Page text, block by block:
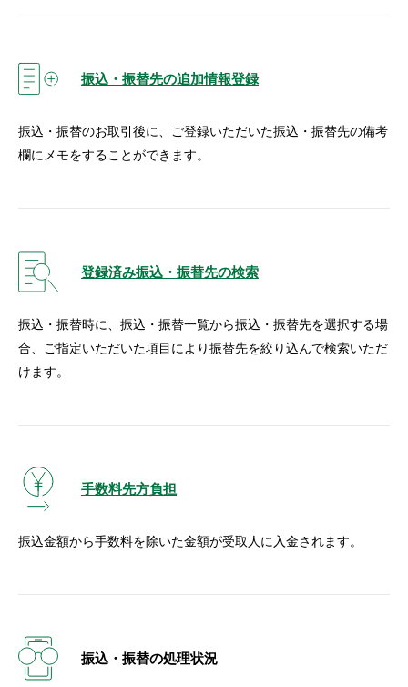
振込・振替先の追加情報登録
振込・振替のお取引後に、ご登録いただいた振込・振替先の備考
欄にメモをすることができます。
登録済み振込・振替先の検索
振込・振替時に、振込・振替一覧から振込・振替先を選択する場
合、ご指定いただいた項目により振替先を絞り込んで検索いただ
けます。
手数料先方負担
振込金額から手数料を除いた金額が受取人に入金されます。
振込・振替の処理状況